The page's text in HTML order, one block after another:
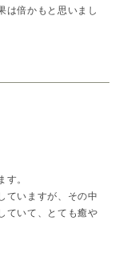
は倍かもと思いまし
す。
ていますが、その中
ていて、とても癒や